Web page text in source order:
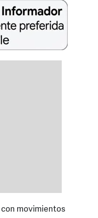
movimientos